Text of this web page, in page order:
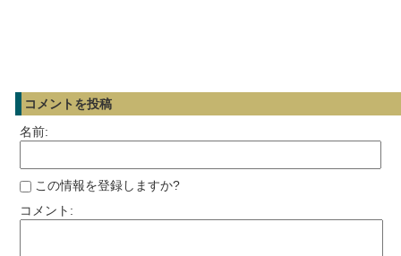
コメントを投稿
名前:
この情報を登録しますか?
コメント: